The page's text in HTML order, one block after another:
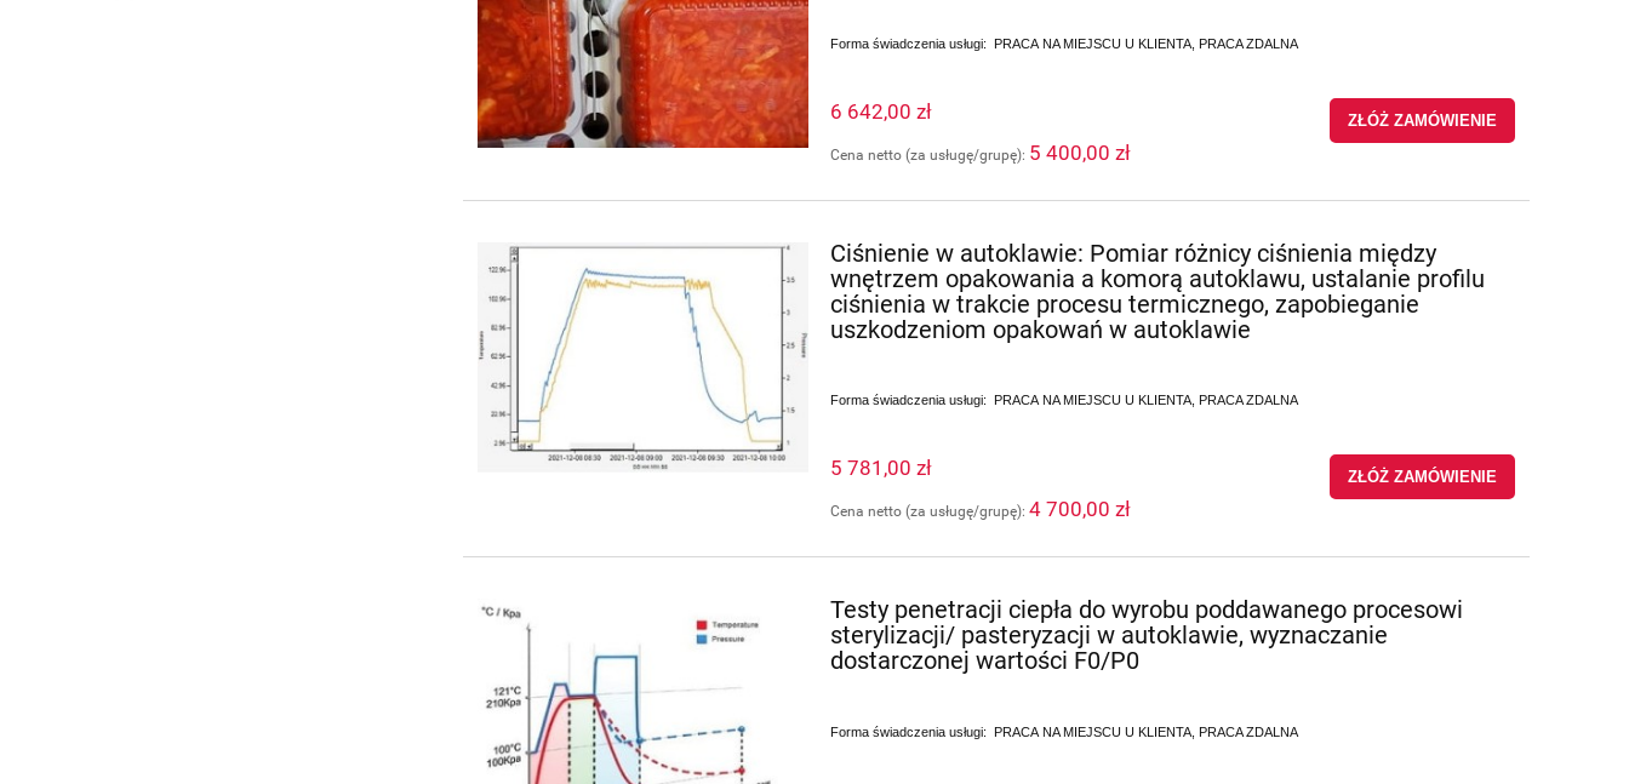
Forma świadczenia usługi: PRACA NA MIEJSCU U KLIENTA, PRACA ZDALNA
6 642,00 zł
Cena netto (za usługę/grupę): 5 400,00 zł
ZŁÓŻ ZAMÓWIENIE
Ciśnienie w autoklawie: Pomiar różnicy ciśnienia między
wnętrzem opakowania a komorą autoklawu, ustalanie profilu
ciśnienia w trakcie procesu termicznego, zapobieganie
uszkodzeniom opakowań w autoklawie
Forma świadczenia usługi: PRACA NA MIEJSCU U KLIENTA, PRACA ZDALNA
5 781,00 zł
Cena netto (za usługę/grupę):4 700,00 zł
ZŁÓŻ ZAMÓWIENIE
Testy penetracji ciepła do wyrobu poddawanego procesowi
sterylizacji/ pasteryzacji w autoklawie, wyznaczanie
dostarczonej wartości F0/P0
Forma świadczenia usługi: PRACA NA MIEJSCU U KLIENTA, PRACA ZDALNA